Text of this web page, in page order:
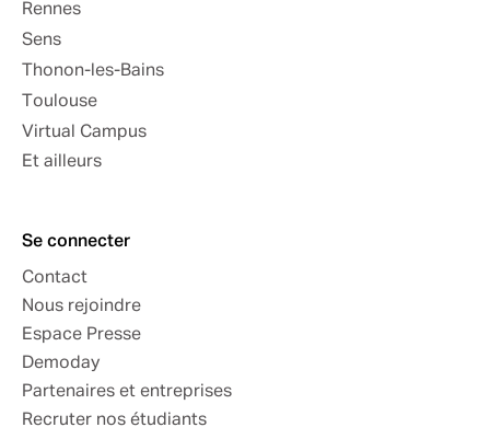
Rennes
Sens
Thonon-les-Bains
Toulouse
Virtual Campus
Et ailleurs
Se connecter
Contact
Nous rejoindre
Espace Presse
Demoday
Partenaires et entreprises
Recruter nos étudiants